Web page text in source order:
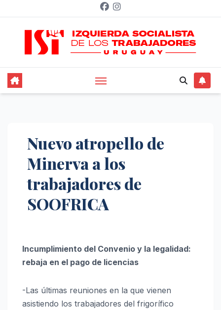
contenido
Nuevo atropello de
Minerva a los
trabajadores de
SOOFRICA
Incumplimiento del Convenio y la legalidad:
rebaja en el pago de licencias
-Las últimas reuniones en la que vienen
asistiendo los trabajadores del frigorífico